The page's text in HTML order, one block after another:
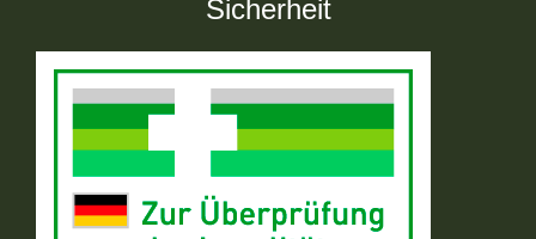
Sicherheit